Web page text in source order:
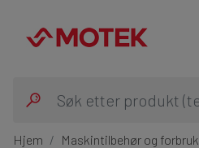
Hjem Maskintilbehør og forbruk